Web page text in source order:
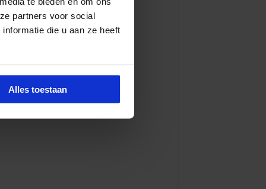
partners voor social
die u aan ze heeft
Alles toestaan